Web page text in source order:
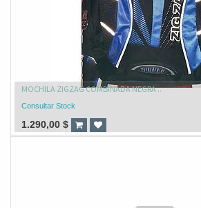
MOCHILA ZIGZAG COMBINADA NEGRA ..
Consultar Stock
1.290,00 $